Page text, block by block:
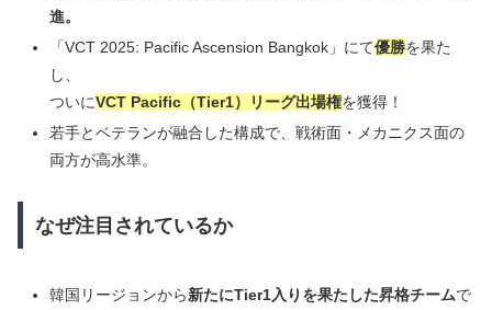
進。
「VCT 2025: Pacific Ascension Bangkok」にて優勝を果た
し、
ついにVCT Pacific（Tier1）リーグ出場権を獲得！
若手とベテランが融合した構成で、戦術面・メカニクス面の
両方が高水準。
なぜ注目されているか
韓国リージョンから新たにTier1入りを果たした昇格チームで